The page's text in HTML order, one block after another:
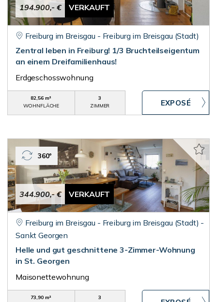
194.900,- € VERKAUFT
Freiburg im Breisgau - Freiburg im Breisgau (Stadt)
Zentral leben in Freiburg! 1/3 Bruchteilseigentum
an einem Dreifamilienhaus!
Erdgeschosswohnung
82,56 m²
WOHNFLÄCHE
3
ZIMMER
344.900,- € VERKAUFT
360°
Freiburg im Breisgau - Freiburg im Breisgau (Stadt) -
Sankt Georgen
Helle und gut geschnittene 3-Zimmer-Wohnung
in St. Georgen
Maisonettewohnung
73,90 m²
3